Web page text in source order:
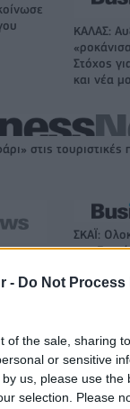
- Do Not
of the sale, sharing
or sensitive
us, please use the
selection. Please
ΚΑΛΑΣ:
Στόχος
και νέα
στις τουριστικές
ΣΚΑΪ:
του
Γιάννης
στη θέση
ευρώ σε 451
εισφορών